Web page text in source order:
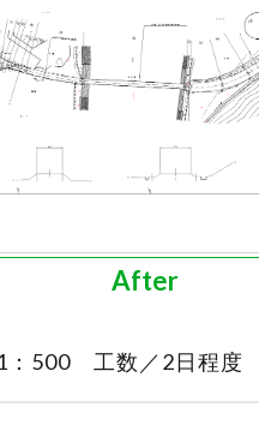
After
：500 工数／2日程度